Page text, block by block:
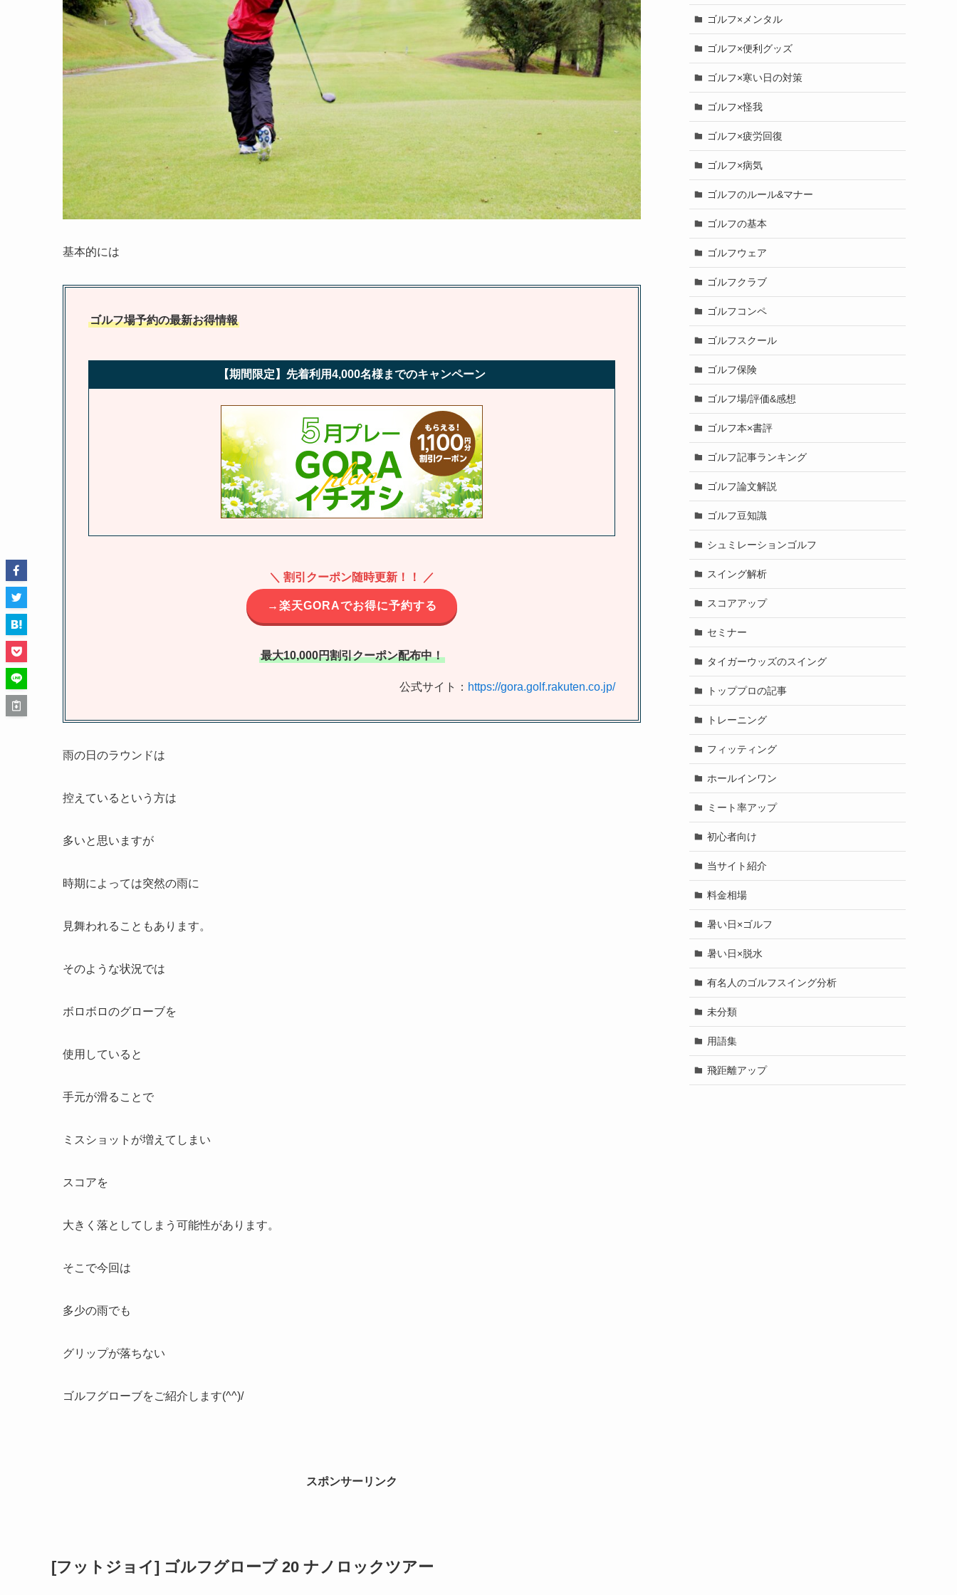
基本的には
ゴルフ場予約の最新お得情報
【期間限定】先着利用4,000名様までのキャンペーン
＼ 割引クーポン随時更新！！ ／
→楽天GORAでお得に予約する
最大10,000円割引クーポン配布中！
公式サイト： https://gora.golf.rakuten.co.jp/
雨の日のラウンドは
控えているという方は
多いと思いますが
時期によっては突然の雨に
見舞われることもあります。
そのような状況では
ボロボロのグローブを
使用していると
手元が滑ることで
ミスショットが増えてしまい
スコアを
大きく落としてしまう可能性があります。
そこで今回は
多少の雨でも
グリップが落ちない
ゴルフグローブをご紹介します(^^)/
スポンサーリンク
[フットジョイ] ゴルフグローブ 20 ナノロックツアー
ゴルフ×メンタル
ゴルフ×便利グッズ
ゴルフ×寒い日の対策
ゴルフ×怪我
ゴルフ×疲労回復
ゴルフ×病気
ゴルフのルール&マナー
ゴルフの基本
ゴルフウェア
ゴルフクラブ
ゴルフコンペ
ゴルフスクール
ゴルフ保険
ゴルフ場/評価&感想
ゴルフ本×書評
ゴルフ記事ランキング
ゴルフ論文解説
ゴルフ豆知識
シュミレーションゴルフ
スイング解析
スコアアップ
セミナー
タイガーウッズのスイング
トッププロの記事
トレーニング
フィッティング
ホールインワン
ミート率アップ
初心者向け
当サイト紹介
料金相場
暑い日×ゴルフ
暑い日×脱水
有名人のゴルフスイング分析
未分類
用語集
飛距離アップ